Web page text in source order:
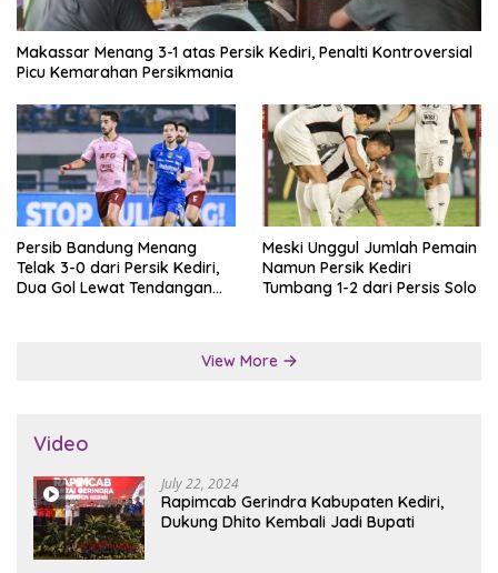
Makassar Menang 3-1 atas Persik Kediri, Penalti Kontroversial
Picu Kemarahan Persikmania
Persib Bandung Menang
Telak 3-0 dari Persik Kediri,
Dua Gol Lewat Tendangan
Meski Unggul Jumlah Pemain
Namun Persik Kediri
Tumbang 1-2 dari Persis Solo
View More
Video
July 22, 2024
Rapimcab Gerindra Kabupaten Kediri,
Dukung Dhito Kembali Jadi Bupati